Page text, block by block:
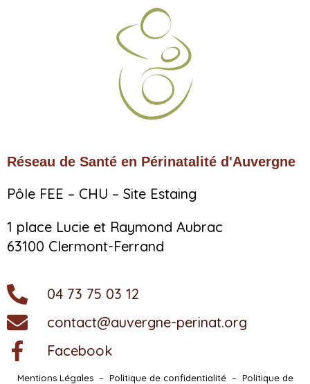
Réseau de Santé en Périnatalité d'Auvergne
Pôle FEE – CHU – Site Estaing
1 place Lucie et Raymond Aubrac
63100 Clermont-Ferrand
04 73 75 03 12
contact@auvergne-perinat.org
Facebook
Mentions Légales– Politique de confidentialité– Politique de